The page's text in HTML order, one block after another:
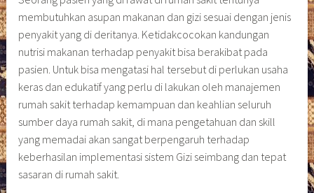
membutuhkan asupan makanan dan gizi sesuai dengan jenis
penyakit yang di deritanya. Ketidakcocokan kandungan
nutrisi makanan terhadap penyakit bisa berakibat pada
pasien. Untuk bisa mengatasi hal tersebut di perlukan usaha
keras dan edukatif yang perlu di lakukan oleh manajemen
rumah sakit terhadap kemampuan dan keahlian seluruh
sumber daya rumah sakit, di mana pengetahuan dan skill
yang memadai akan sangat berpengaruh terhadap
keberhasilan implementasi sistem Gizi seimbang dan tepat
sasaran di rumah sakit.